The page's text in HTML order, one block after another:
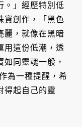
。」經歷特別低
寶創作，「黑色
麗，就像在黑暗
用這份低潮，透
同靈魂一般，
為一種提醒，希
得起自己的靈